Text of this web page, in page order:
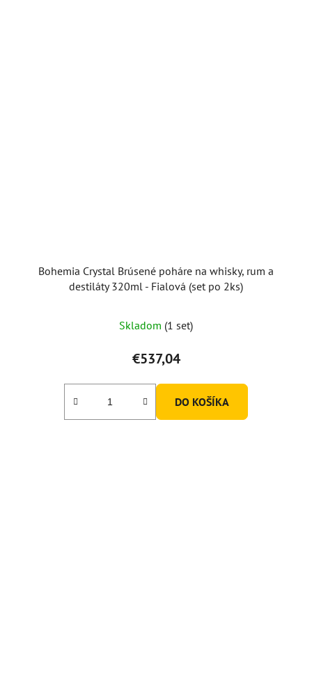
Bohemia Crystal Brúsené poháre na whisky, rum a
destiláty 320ml - Fialová (set po 2ks)
Skladom (1 set)
€537,04
DO KOŠÍKA